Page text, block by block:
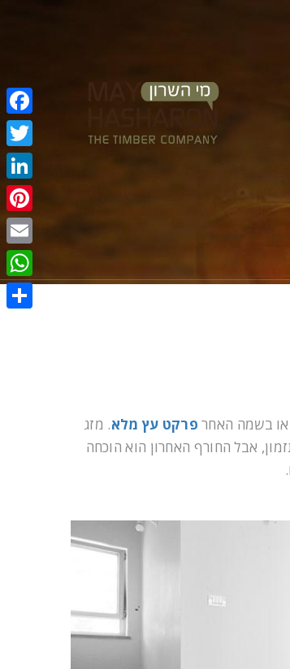
או בשמה האחר פרקט עץ מלא. מזג
אבל החורף האחרון הוא הוכחה
WhatsApp